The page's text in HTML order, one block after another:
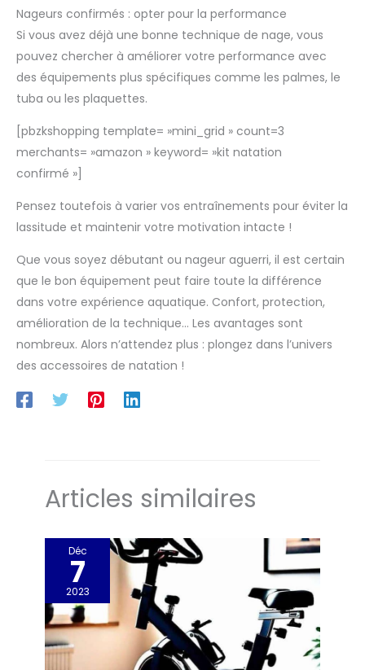
Nageurs confirmés : opter pour la performance
Si vous avez déjà une bonne technique de nage, vous
pouvez chercher à améliorer votre performance avec
des équipements plus spécifiques comme les palmes, le
tuba ou les plaquettes.
[pbzkshopping template= »mini_grid » count=3
merchants= »amazon » keyword= »kit natation
confirmé »]
Pensez toutefois à varier vos entraînements pour éviter la
lassitude et maintenir votre motivation intacte !
Que vous soyez débutant ou nageur aguerri, il est certain
que le bon équipement peut faire toute la différence
dans votre expérience aquatique. Confort, protection,
amélioration de la technique… Les avantages sont
nombreux. Alors n’attendez plus : plongez dans l’univers
des accessoires de natation !
Articles similaires
Déc
7
2023